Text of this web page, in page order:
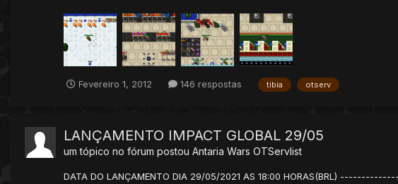
Fevereiro 1, 2012 146 respostas tibia otserv
LANÇAMENTO IMPACT GLOBAL 29/05
um tópico no fórum postou Antaria Wars OTServlist
DATA DO LANÇAMENTO DIA 29/05/2021 AS 18:00 HORAS(BRL)